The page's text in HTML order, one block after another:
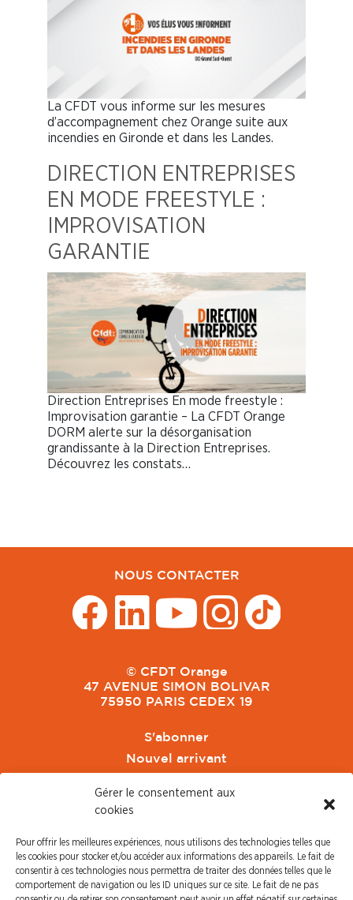
Gérer le consentement aux
cookies
Pour offrir les meilleures expériences, nous utilisons des technologies telles que
les cookies pour stocker et/ou accéder aux informations des appareils. Le fait de
consentir à ces technologies nous permettra de traiter des données telles que le
comportement de navigation ou les ID uniques sur ce site. Le fait de ne pas
La CFDT vous informe sur les mesures
d’accompagnement chez Orange suite aux
incendies en Gironde et dans les Landes.
DIRECTION ENTREPRISES
EN MODE FREESTYLE :
IMPROVISATION
GARANTIE
Direction Entreprises En mode freestyle :
Improvisation garantie – La CFDT Orange
DORM alerte sur la désorganisation
grandissante à la Direction Entreprises.
Découvrez les constats…
NOUS CONTACTER
© CFDT Orange
47 AVENUE SIMON BOLIVAR
75950 PARIS CEDEX 19
S'abonner
Nouvel arrivant
CFDT Cadres
CFDT Retraités
L'UFFA